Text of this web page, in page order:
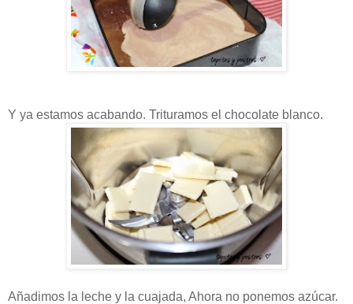
Y ya estamos acabando. Trituramos el chocolate blanco.
Añadimos la leche y la cuajada, Ahora no ponemos azúcar.